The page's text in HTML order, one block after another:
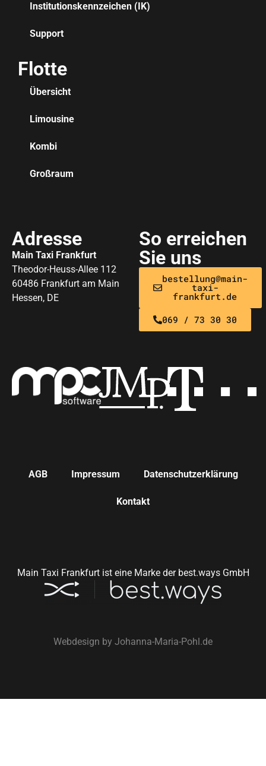
Institutionskennzeichen (IK)
Support
Flotte
Übersicht
Limousine
Kombi
Großraum
Adresse
Main Taxi Frankfurt
Theodor-Heuss-Allee 112
60486 Frankfurt am Main
Hessen, DE
So erreichen
Sie uns
bestellung@main-
taxi-
frankfurt.de
069 / 73 30 30
AGB Impressum Datenschutzerklärung
Kontakt
Main Taxi Frankfurt ist eine Marke der best.ways GmbH
Webdesign by Johanna-Maria-Pohl.de